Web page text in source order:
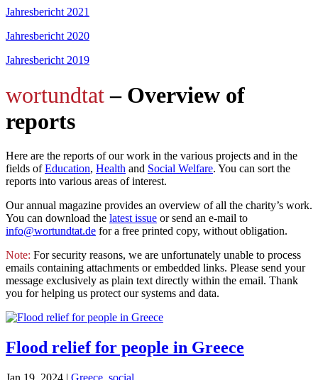
Jahresbericht 2021
Jahresbericht 2020
Jahresbericht 2019
wortundtat– Overview of
reports
Here are the reports of our work in the various projects and in the
fields ofEducation, Health and Social Welfare. You can sort the
reports into various areas of interest.
Our annual magazine provides an overview of all the charity’s work.
You can download the latest issue or send an e-mail to
info@wortundtat.de for a free printed copy, without obligation.
Note: For security reasons, we are unfortunately unable to process
emails containing attachments or embedded links. Please send your
message exclusively as plain text directly within the email. Thank
you for helping us protect our systems and data.
Flood relief for people in Greece
Jan 19, 2024 | Greece social